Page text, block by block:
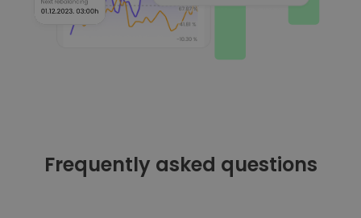
Frequently asked questions